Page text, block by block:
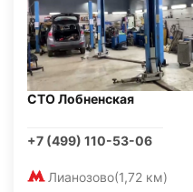
СТО Лобненская
+7 (499) 110-53-06
Лианозово(1,72 км)